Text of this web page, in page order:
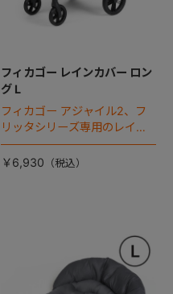
フィカゴー レインカバー ロン
グ L
フィカゴー アジャイル2、フ
リッタシリーズ専用のレイン
カバー。雨の日のお出かけも
安心。
￥6,930